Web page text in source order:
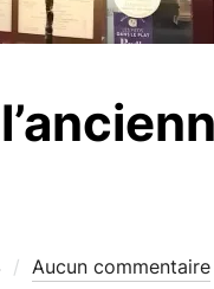
Aucun commentaire